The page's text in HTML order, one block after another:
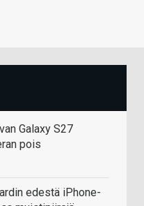
Galaxy S27
pois
edestä iPhone-